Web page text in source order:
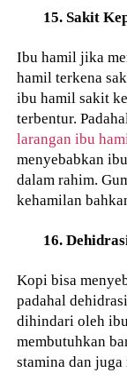
15. Sakit
Ibu hamil jika
hamil terkena
ibu hamil sakit
terbentur.
larangan ibu
menyebabkan
dalam rahim.
kehamilan
16.
Kopi bisa
padahal
dihindari oleh
membutuhkan
stamina dan